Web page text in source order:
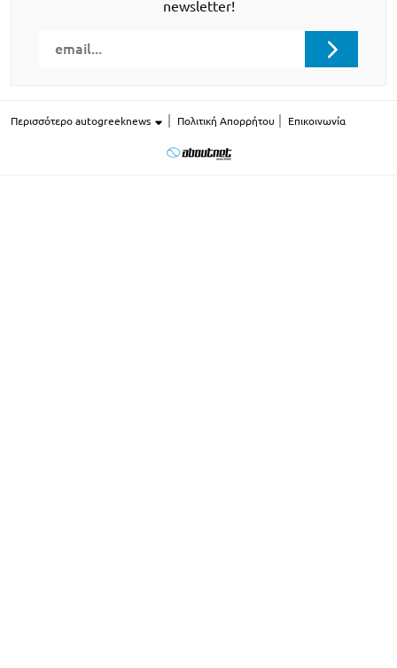
newsletter!
Περισσότερο autogreeknews Πολιτική Απορρήτου Επικοινωνία